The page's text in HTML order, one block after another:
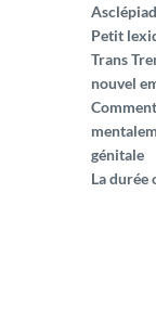
Petit
Trans
nouvel
génitale
La durée